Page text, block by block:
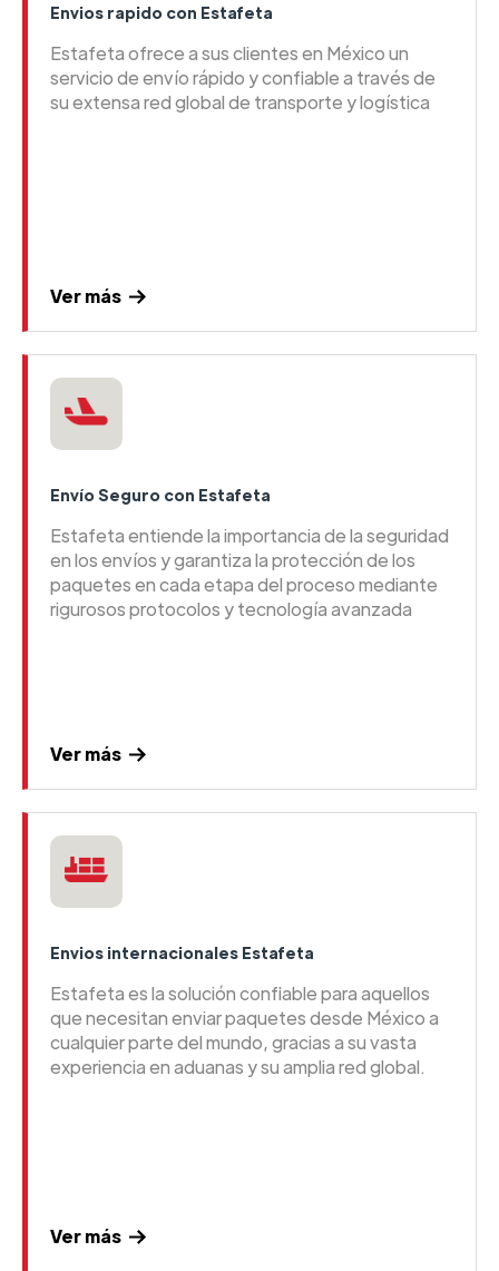
Envios rapido con Estafeta
Estafeta ofrece a sus clientes en México un
servicio de envío rápido y confiable a través de
su extensa red global de transporte y logística
Ver más
Envío Seguro con Estafeta
Estafeta entiende la importancia de la seguridad
en los envíos y garantiza la protección de los
paquetes en cada etapa del proceso mediante
rigurosos protocolos y tecnología avanzada
Ver más
Envios internacionales Estafeta
Estafeta es la solución confiable para aquellos
que necesitan enviar paquetes desde México a
cualquier parte del mundo, gracias a su vasta
experiencia en aduanas y su amplia red global.
Ver más